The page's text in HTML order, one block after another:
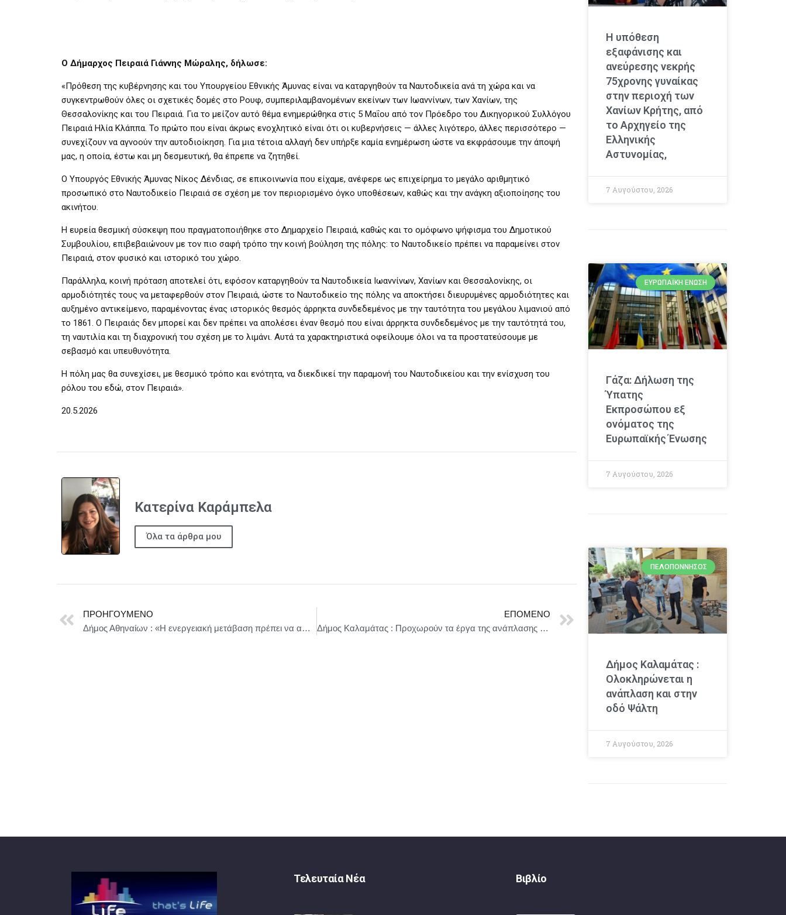
Ο Δήμαρχος Πειραιά Γιάννης Μώραλης, δήλωσε:
«Πρόθεση της κυβέρνησης και του Υπουργείου Εθνικής Άμυνας είναι να καταργηθούν τα Ναυτοδικεία ανά τη χώρα και να
συγκεντρωθούν όλες οι σχετικές δομές στο Ρουφ, συμπεριλαμβανομένων εκείνων των Ιωαννίνων, των Χανίων, της
Θεσσαλονίκης και του Πειραιά. Για το μείζον αυτό θέμα ενημερώθηκα στις 5 Μαΐου από τον Πρόεδρο του Δικηγορικού Συλλόγου
Πειραιά Ηλία Κλάππα. Το πρώτο που είναι άκρως ενοχλητικό είναι ότι οι κυβερνήσεις — άλλες λιγότερο, άλλες περισσότερο —
συνεχίζουν να αγνοούν την αυτοδιοίκηση. Για μια τέτοια αλλαγή δεν υπήρξε καμία ενημέρωση ώστε να εκφράσουμε την άποψή
μας, η οποία, έστω και μη δεσμευτική, θα έπρεπε να ζητηθεί.
Ο Υπουργός Εθνικής Άμυνας Νίκος Δένδιας, σε επικοινωνία που είχαμε, ανέφερε ως επιχείρημα το μεγάλο αριθμητικό
προσωπικό στο Ναυτοδικείο Πειραιά σε σχέση με τον περιορισμένο όγκο υποθέσεων, καθώς και την ανάγκη αξιοποίησης του
ακινήτου.
Η ευρεία θεσμική σύσκεψη που πραγματοποιήθηκε στο Δημαρχείο Πειραιά, καθώς και το ομόφωνο ψήφισμα του Δημοτικού
Συμβουλίου, επιβεβαιώνουν με τον πιο σαφή τρόπο την κοινή βούληση της πόλης: το Ναυτοδικείο πρέπει να παραμείνει στον
Πειραιά, στον φυσικό και ιστορικό του χώρο.
Παράλληλα, κοινή πρόταση αποτελεί ότι, εφόσον καταργηθούν τα Ναυτοδικεία Ιωαννίνων, Χανίων και Θεσσαλονίκης, οι
αρμοδιότητές τους να μεταφερθούν στον Πειραιά, ώστε το Ναυτοδικείο της πόλης να αποκτήσει διευρυμένες αρμοδιότητες και
αυξημένο αντικείμενο, παραμένοντας ένας ιστορικός θεσμός άρρηκτα συνδεδεμένος με την ταυτότητα του μεγάλου λιμανιού από
το 1861. Ο Πειραιάς δεν μπορεί και δεν πρέπει να απολέσει έναν θεσμό που είναι άρρηκτα συνδεδεμένος με την ταυτότητά του,
τη ναυτιλία και τη διαχρονική του σχέση με το λιμάνι. Αυτά τα χαρακτηριστικά οφείλουμε όλοι να τα προστατεύσουμε με
σεβασμό και υπευθυνότητα.
Η πόλη μας θα συνεχίσει, με θεσμικό τρόπο και ενότητα, να διεκδικεί την παραμονή του Ναυτοδικείου και την ενίσχυση του
ρόλου του εδώ, στον Πειραιά».
20.5.2026
Κατερίνα Καράμπελα
Όλα τα άρθρα μου
ΠΡΟΗΓΟΎΜΕΝΟ
Δήμος Αθηναίων : «Η ενεργειακή μετάβαση πρέπει να αφορά πρώτα και πάνω από όλα τους ανθρώπους»
ΕΠΌΜΕΝΟ
Δήμος Καλαμάτας : Προχωρούν τα έργα της ανάπλασης στην οδό Νέδοντος
Η υπόθεση
εξαφάνισης και
ανεύρεσης νεκρής
75χρονης γυναίκας
στην περιοχή των
Χανίων Κρήτης, από
το Αρχηγείο της
Ελληνικής
Αστυνομίας,
7 Αυγούστου, 2026
ΕΥΡΩΠΑΪΚΉ ΈΝΩΣΗ
Γάζα: Δήλωση της
Ύπατης
Εκπροσώπου εξ
ονόματος της
Ευρωπαϊκής Ένωσης
7 Αυγούστου, 2026
ΠΕΛΟΠΌΝΝΗΣΟΣ
Δήμος Καλαμάτας :
Ολοκληρώνεται η
ανάπλαση και στην
οδό Ψάλτη
7 Αυγούστου, 2026
Τελευταία Νέα Βιβλίο